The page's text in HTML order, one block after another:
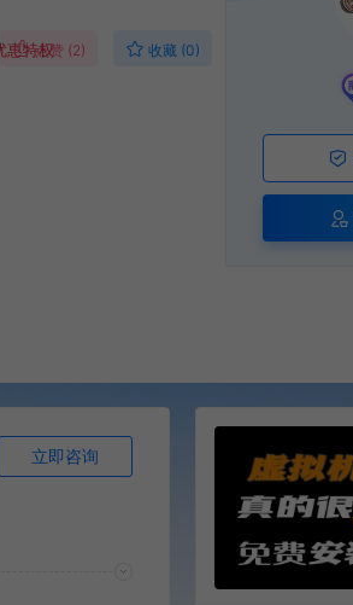
惠特权
点赞 (2) 收藏 (0)
立即咨询